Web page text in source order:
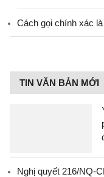
Cách gọi chính xác
TIN VĂN BẢN MỚI
Nghị quyết 216/NQ-